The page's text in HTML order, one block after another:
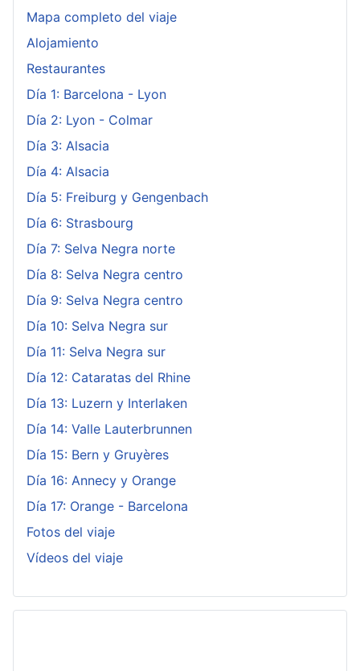
Mapa completo del viaje
Alojamiento
Restaurantes
Día 1: Barcelona - Lyon
Día 2: Lyon - Colmar
Día 3: Alsacia
Día 4: Alsacia
Día 5: Freiburg y Gengenbach
Día 6: Strasbourg
Día 7: Selva Negra norte
Día 8: Selva Negra centro
Día 9: Selva Negra centro
Día 10: Selva Negra sur
Día 11: Selva Negra sur
Día 12: Cataratas del Rhine
Día 13: Luzern y Interlaken
Día 14: Valle Lauterbrunnen
Día 15: Bern y Gruyères
Día 16: Annecy y Orange
Día 17: Orange - Barcelona
Fotos del viaje
Vídeos del viaje